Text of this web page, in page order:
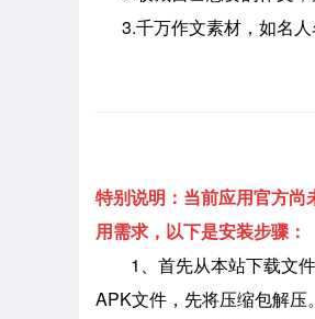
3.千万作文素材，如名人
特别说明：当前应用官方
用需求，以下是安装步骤：
1、首先从本站下载文
APK文件，先将压缩包解压。